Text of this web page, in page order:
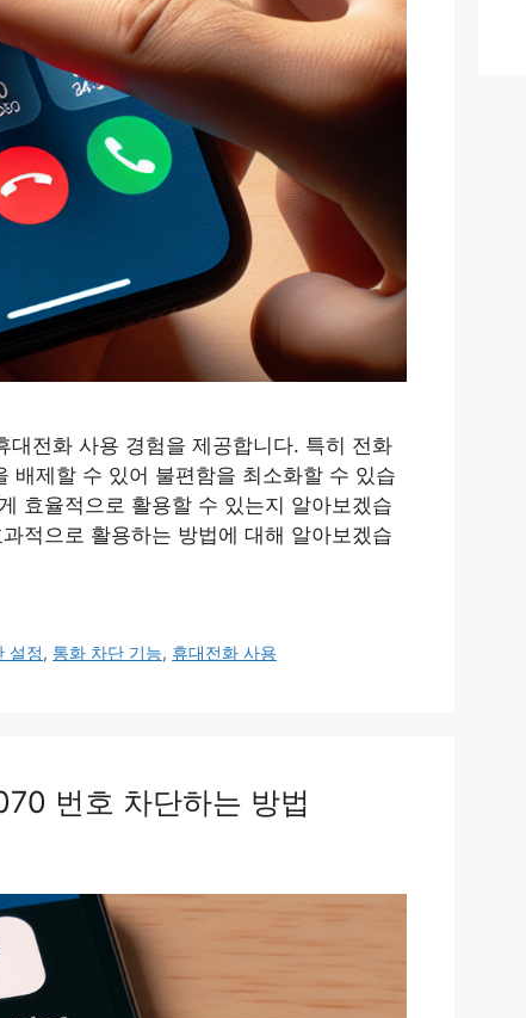
전화 사용 경험을 제공합니다. 특히 전화
배제할 수 있어 불편함을 최소화할 수 있습
효율적으로 활용할 수 있는지 알아보겠습
적으로 활용하는 방법에 대해 알아보겠습
설정, 통화 차단 기능, 휴대전화 사용
번호 차단하는 방법